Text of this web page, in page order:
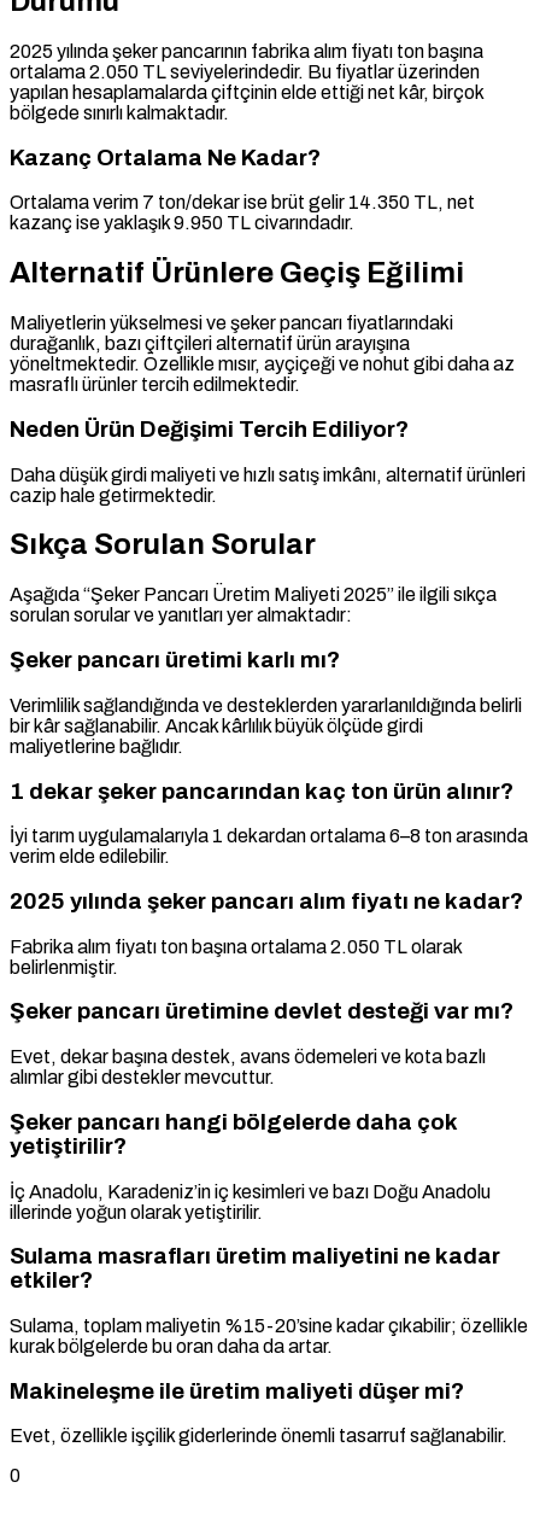
2025 yılında şeker pancarının fabrika alım fiyatı ton başına
ortalama 2.050 TL seviyelerindedir. Bu fiyatlar üzerinden
yapılan hesaplamalarda çiftçinin elde ettiği net kâr, birçok
bölgede sınırlı kalmaktadır.
Kazanç Ortalama Ne Kadar?
Ortalama verim 7 ton/dekar ise brüt gelir 14.350 TL, net
kazanç ise yaklaşık 9.950 TL civarındadır.
Alternatif Ürünlere Geçiş Eğilimi
Maliyetlerin yükselmesi ve şeker pancarı fiyatlarındaki
durağanlık, bazı çiftçileri alternatif ürün arayışına
yöneltmektedir. Özellikle mısır, ayçiçeği ve nohut gibi daha az
masraflı ürünler tercih edilmektedir.
Neden Ürün Değişimi Tercih Ediliyor?
Daha düşük girdi maliyeti ve hızlı satış imkânı, alternatif ürünleri
cazip hale getirmektedir.
Sıkça Sorulan Sorular
Aşağıda “Şeker Pancarı Üretim Maliyeti 2025” ile ilgili sıkça
sorulan sorular ve yanıtları yer almaktadır:
Şeker pancarı üretimi karlı mı?
Verimlilik sağlandığında ve desteklerden yararlanıldığında belirli
bir kâr sağlanabilir. Ancak kârlılık büyük ölçüde girdi
maliyetlerine bağlıdır.
1 dekar şeker pancarından kaç ton ürün alınır?
İyi tarım uygulamalarıyla 1 dekardan ortalama 6–8 ton arasında
verim elde edilebilir.
2025 yılında şeker pancarı alım fiyatı ne kadar?
Fabrika alım fiyatı ton başına ortalama 2.050 TL olarak
belirlenmiştir.
Şeker pancarı üretimine devlet desteği var mı?
Evet, dekar başına destek, avans ödemeleri ve kota bazlı
alımlar gibi destekler mevcuttur.
Şeker pancarı hangi bölgelerde daha çok
yetiştirilir?
İç Anadolu, Karadeniz’in iç kesimleri ve bazı Doğu Anadolu
illerinde yoğun olarak yetiştirilir.
Sulama masrafları üretim maliyetini ne kadar
etkiler?
Sulama, toplam maliyetin %15-20’sine kadar çıkabilir; özellikle
kurak bölgelerde bu oran daha da artar.
Makineleşme ile üretim maliyeti düşer mi?
Evet, özellikle işçilik giderlerinde önemli tasarruf sağlanabilir.
0